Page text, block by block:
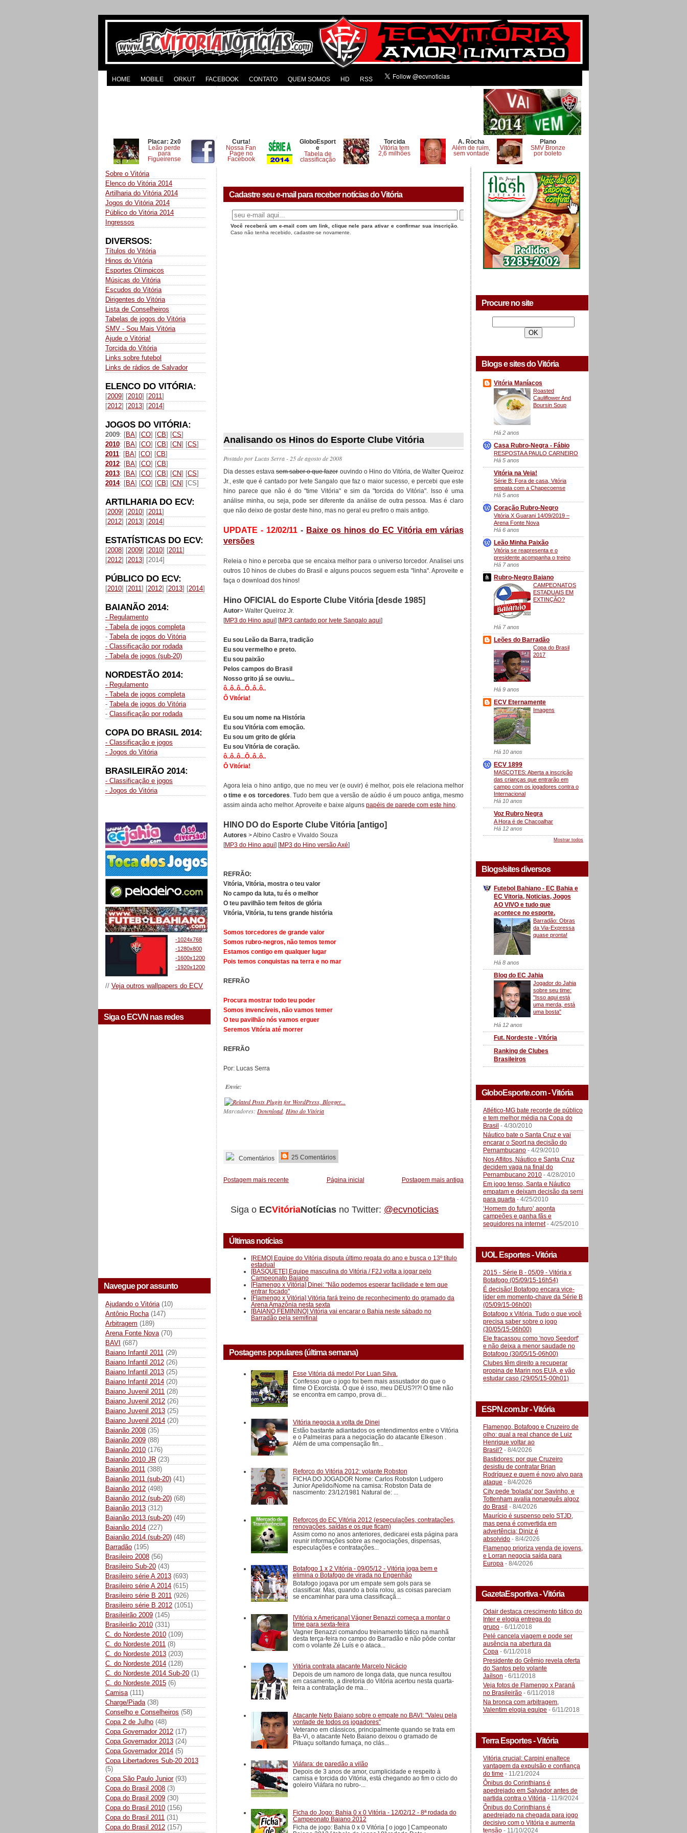
HOME MOBILE ORKUT FACEBOOK CONTATO QUEM SOMOS HD RSS
Placar: 2x0
Leão perde
para
Figueirense
Curta!
Nossa Fan
Page no
Facebook
GloboEsport
e
Tabela de
classificação
Torcida
Vitória tem
2,6 milhões
A. Rocha
Além de ruim,
sem vontade
Plano
SMV Bronze
por boleto
Sobre o Vitória
Elenco do Vitória 2014
Artilharia do Vitória 2014
Jogos do Vitória 2014
Público do Vitória 2014
Ingressos
DIVERSOS:
Títulos do Vitória
Hinos do Vitória
Esportes Olímpicos
Músicas do Vitória
Escudos do Vitória
Dirigentes do Vitória
Lista de Conselheiros
Tabelas de jogos do Vitória
SMV - Sou Mais Vitória
Ajude o Vitória!
Torcida do Vitória
Links sobre futebol
Links de rádios de Salvador
ELENCO DO VITÓRIA:
[2009] [2010] [2011]
[2012] [2013] [2014]
JOGOS DO VITÓRIA:
2009: [BA] [CO] [CB] [CS]
2010: [BA] [CO] [CB] [CN] [CS]
2011: [BA] [CO] [CB]
2012: [BA] [CO] [CB]
2013: [BA] [CO] [CB] [CN] [CS]
2014: [BA] [CO] [CB] [CN] [CS]
ARTILHARIA DO ECV:
[2009] [2010] [2011]
[2012] [2013] [2014]
ESTATÍSTICAS DO ECV:
[2008] [2009] [2010] [2011]
[2012] [2013] [2014]
PÚBLICO DO ECV:
[2010] [2011] [2012] [2013] [2014]
BAIANÃO 2014:
- Regulamento
- Tabela de jogos completa
- Tabela de jogos do Vitória
- Classificação por rodada
- Tabela de jogos (sub-20)
NORDESTÃO 2014:
- Regulamento
- Tabela de jogos completa
- Tabela de jogos do Vitória
- Classificação por rodada
COPA DO BRASIL 2014:
- Classificação e jogos
- Jogos do Vitória
BRASILEIRÃO 2014:
- Classificação e jogos
- Jogos do Vitória
-1024x768
-1280x800
-1600x1200
-1920x1200
// Veja outros wallpapers do ECV
Siga o ECVN nas redes
Navegue por assunto
Ajudando o Vitória (10)
Antônio Rocha (147)
Arbitragem (189)
Arena Fonte Nova (70)
BAVI (687)
Baiano Infantil 2011 (29)
Baiano Infantil 2012 (26)
Baiano Infantil 2013 (25)
Baiano Infantil 2014 (20)
Baiano Juvenil 2011 (28)
Baiano Juvenil 2012 (26)
Baiano Juvenil 2013 (25)
Baiano Juvenil 2014 (20)
Baianão 2008 (35)
Baianão 2009 (88)
Baianão 2010 (176)
Baianão 2010 JR (23)
Baianão 2011 (388)
Baianão 2011 (sub-20) (41)
Baianão 2012 (498)
Baianão 2012 (sub-20) (68)
Baianão 2013 (312)
Baianão 2013 (sub-20) (49)
Baianão 2014 (227)
Baianão 2014 (sub-20) (48)
Barradão (195)
Brasileiro 2008 (56)
Brasileiro Sub-20 (43)
Brasileiro série A 2013 (693)
Brasileiro série A 2014 (615)
Brasileiro série B 2011 (926)
Brasileiro série B 2012 (1051)
Brasileirão 2009 (145)
Brasileirão 2010 (331)
C. do Nordeste 2010 (109)
C. do Nordeste 2011 (8)
C. do Nordeste 2013 (203)
C. do Nordeste 2014 (128)
C. do Nordeste 2014 Sub-20 (1)
C. do Nordeste 2015 (6)
Camisa (111)
Charge/Piada (38)
Conselho e Conselheiros (58)
Copa 2 de Julho (48)
Copa Governador 2012 (17)
Copa Governador 2013 (24)
Copa Governador 2014 (5)
Copa Libertadores Sub-20 2013
(5)
Copa São Paulo Junior (93)
Copa do Brasil 2008 (3)
Copa do Brasil 2009 (30)
Copa do Brasil 2010 (156)
Copa do Brasil 2011 (31)
Copa do Brasil 2012 (157)
Cadastre seu e-mail para receber notícias do Vitória
Você receberá um e-mail com um link, clique nele para ativar e confirmar sua inscrição
Caso não tenha recebido, cadastre-se novamente.
Analisando os Hinos do Esporte Clube Vitória
Postado porLucas Serra- 25 de agosto de 2008
Dia desses estavasem saber o que fazerouvindo o Hino do Vitória, de Walter Queiroz
Jr., este que é cantado por Ivete Sangalo que faz o maior sucesso, e percebi que este
hino parece que não é do "time Vitória" e sim da "torcida do Vitória". Isso é uma
análise minha, ou seja, pode ser diferente da análise de outra pessoa. Mas é claro
que não deixo de gostar deste hino, mas no geral eu prefiro o mais antigo.
UPDATE - 12/02/11 - Baixe os hinos do EC Vitória em várias
versões
Releia o hino e perceba que se encaixa melhor para o universo torcedor. Analisei uns
outros 10 hinos de clubes do Brasil e alguns poucos seguem esta "linha". Aproveite e
faça o download dos hinos!
Hino OFICIAL do Esporte Clube Vitória [desde 1985]
Autor> Walter Queiroz Jr.
[MP3 do Hino aqui] [MP3 cantado por Ivete Sangalo aqui]
Eu sou Leão da Barra, tradição
Eu sou vermelho e preto.
Eu sou paixão
Pelos campos do Brasil
Nosso grito já se ouviu...
ô..ô..ô...Ô..ô..ô..
Ô Vitória!
Eu sou um nome na História
Eu sou Vitória com emoção.
Eu sou um grito de glória
Eu sou Vitória de coração.
ô..ô..ô...Ô..ô..ô..
Ô Vitória!
Agora leia o hino antigo, que no meu ver (e ouvir) é melhor, pois ele relaciona melhor
o time e os torcedores. Tudo bem que a versão de aúdio é um pouco antiga, mesmo
assim ainda acho melhor. Aproveite e baixe alguns papéis de parede com este hino.
HINO DO do Esporte Clube Vitória [antigo]
Autores > Albino Castro e Vivaldo Souza
[MP3 do Hino aqui] [MP3 do Hino versão Axé]
REFRÃO:
Vitória, Vitória, mostra o teu valor
No campo da luta, tu és o melhor
O teu pavilhão tem feitos de glória
Vitória, Vitória, tu tens grande história
Somos torcedores de grande valor
Somos rubro-negros, não temos temor
Estamos contigo em qualquer lugar
Pois temos conquistas na terra e no mar
REFRÃO
Procura mostrar todo teu poder
Somos invencíveis, não vamos temer
O teu pavilhão nós vamos erguer
Seremos Vitória até morrer
REFRÃO
Por: Lucas Serra
Envie:
Marcadores: Download, Hino do Vitória
Comentários 25 Comentários
Postagem mais recente Postagem mais antiga
Página inicial
Siga o ECVitóriaNotícias no Twitter: @ecvnoticias
Últimas notícias
[REMO] Equipe do Vitória disputa último regata do ano e busca o 13º título
estadual
[BASQUETE] Equipe masculina do Vitória / F2J volta a jogar pelo
Campeonato Baiano
[Flamengo x Vitória] Dinei: "Não podemos esperar facilidade e tem que
entrar focado"
[Flamengo x Vitória] Vitória fará treino de reconhecimento do gramado da
Arena Amazônia nesta sexta
[BAIANO FEMININO] Vitória vai encarar o Bahia neste sábado no
Barradão pela semifinal
Postagens populares (última semana)
Esse Vitória dá medo! Por Luan Silva.
Confesso que o jogo foi bem mais assustador do que o
filme O Exorcista. O que é isso, meu DEUS?!?! O time não
se encontra em campo, prova di...
Vitória negocia a volta de Dinei
Estão bastante adiantados os entendimentos entre o Vitória
e o Palmeiras para a negociação do atacante Elkeson .
Além de uma compensação fin...
Reforço do Vitória 2012: volante Robston
FICHA DO JOGADOR Nome: Carlos Robston Ludgero
Junior Apelido/Nome na camisa: Robston Data de
nascimento: 23/12/1981 Natural de: ...
Reforços do EC Vitória 2012 (especulações, contratações,
renovações, saídas e os que ficam)
Assim como no anos anteriores, dedicarei esta página para
reunir informações sobre as negociações, dispensas,
especulações e contratações...
Botafogo 1 x 2 Vitória - 09/05/12 - Vitória joga bem e
elimina o Botafogo de virada no Engenhão
Botafogo jogava por um empate sem gols para se
classificar. Mas, quando a bola rolou, as coisas pareciam
se encaminhar para uma classificaçã...
[Vitória x Americana] Vágner Benazzi começa a montar o
time para sexta-feira
Vagner Benazzi comandou treinamento tático na manhã
desta terça-feira no campo do Barradão e não pôde contar
com o volante Zé Luís e o ataca...
Vitória contrata atacante Marcelo Nicácio
Depois de um namoro de longa data, que nunca resultou
em casamento, a diretoria do Vitória acertou nesta quarta-
feira a contratação de ma...
Atacante Neto Baiano sobre o empate no BAVI: "Valeu pela
vontade de todos os jogadores"
Veterano em clássicos, principalmente quando se trata em
Ba-Vi, o atacante Neto Baiano deixou o gramado de
Pituaçu soltando fumaça, no clás...
Viáfara: de paredão a vilão
Depois de 3 anos de amor, cumplicidade e respeito à
camisa e torcida do Vitória, está chegando ao fim o ciclo do
goleiro Viáfara no rubro-...
Ficha do Jogo: Bahia 0 x 0 Vitória - 12/02/12 - 8ª rodada do
Campeonato Baiano 2012
Ficha de jogo: Bahia 0 x 0 Vitória [ o jogo ] Campeonato
Procure no site
Blogs e sites do Vitória
Vitória Maníacos
Roasted
Cauliflower And
Boursin Soup
Há 2 anos
Casa Rubro-Negra - Fábio
RESPOSTA A PAULO CARNEIRO
Há 5 anos
Vitória na Veia!
Série B: Fora de casa, Vitória
empata com a Chapecoense
Há 5 anos
Coração Rubro-Negro
Vitória X Guarani 14/09/2019 –
Arena Fonte Nova
Há 6 anos
Leão Minha Paixão
Vitória se reapresenta e o
presidente acompanha o treino
Há 7 anos
Rubro-Negro Baiano
CAMPEONATOS
ESTADUAIS EM
EXTINÇÃO?
Há 7 anos
Leões do Barradão
Copa do Brasil
2017
Há 9 anos
ECV Eternamente
Imagens
Há 10 anos
ECV 1899
MASCOTES: Aberta a inscrição
das crianças que entrarão em
campo com os jogadores contra o
Internacional
Há 10 anos
Voz Rubro Negra
A Hora é de Chacoalhar
Há 12 anos
Mostrar todos
Blogs/sites diversos
Futebol Bahiano - EC Bahia e
EC Vitoria, Noticias, Jogos
AO VIVO e tudo que
acontece no esporte.
Barradão: Obras
da Via-Expressa
quase pronta!
Há 8 anos
Blog do EC Jahia
Jogador do Jahia
sobre seu time:
"Isso aqui está
uma merda, está
uma bosta"
Há 12 anos
Fut. Nordeste - Vitória
Ranking de Clubes
Brasileiros
GloboEsporte.com - Vitória
Atlético-MG bate recorde de público
e tem melhor média na Copa do
Brasil - 4/30/2010
Náutico bate o Santa Cruz e vai
encarar o Sport na decisão do
Pernambucano - 4/29/2010
Nos Aflitos, Náutico e Santa Cruz
decidem vaga na final do
Pernambucano 2010 - 4/28/2010
Em jogo tenso, Santa e Náutico
empatam e deixam decisão da semi
para quarta - 4/25/2010
‘Homem do futuro’ aponta
campeões e ganha fãs e
seguidores na internet- 4/25/2010
UOL Esportes - Vitória
2015 - Série B - 05/09 - Vitória x
Botafogo (05/09/15-16h54)
É decisão! Botafogo encara vice-
líder em momento-chave da Série B
(05/09/15-06h00)
Botafogo x Vitória. Tudo o que você
precisa saber sobre o jogo
(30/05/15-06h00)
Ele fracassou como 'novo Seedorf'
e não deixa a menor saudade no
Botafogo (30/05/15-06h00)
Clubes têm direito a recuperar
propina de Marin nos EUA, e vão
estudar caso (29/05/15-00h01)
ESPN.com.br - Vitória
Flamengo, Botafogo e Cruzeiro de
olho: qual a real chance de Luiz
Henrique voltar ao
Brasil? - 8/4/2026
Bastidores: por que Cruzeiro
desistiu de contratar Brian
Rodríguez e quem é novo alvo para
ataque - 8/4/2026
City pede 'bolada' por Savinho, e
Tottenham avalia norueguês algoz
do Brasil - 8/4/2026
Maurício é suspenso pelo STJD,
mas pena é convertida em
advertência; Diniz é
absolvido - 8/4/2026
Flamengo prioriza venda de jovens,
e Lorran negocia saída para
Europa - 8/4/2026
GazetaEsportiva - Vitória
Odair destaca crescimento tático do
Inter e elogia entrega do
grupo - 6/11/2018
Pelé cancela viagem e pode ser
ausência na abertura da
Copa - 6/11/2018
Presidente do Grêmio revela oferta
do Santos pelo volante
Jaílson - 6/11/2018
Veja fotos de Flamengo x Paraná
no Brasileirão - 6/11/2018
Na bronca com arbitragem,
Valentim elogia equipe - 6/11/2018
Terra Esportes - Vitória
Vitória crucial: Carpini enaltece
vantagem da expulsão e confiança
do time - 11/21/2024
Ônibus do Corinthians é
apedrejado em Salvador antes de
partida contra o Vitória - 11/9/2024
Ônibus do Corinthians é
apedrejado na chegada para jogo
decisivo com o Vitória e aumenta
tensão - 11/10/2024